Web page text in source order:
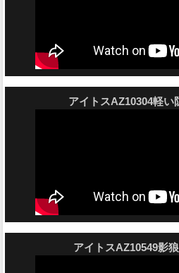
アイトスAZ10304軽い
アイトスAZ10549影